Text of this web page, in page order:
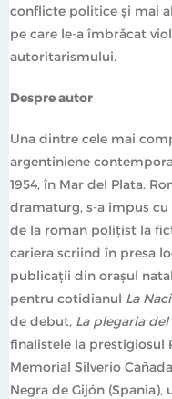
conflicte politice și mai
pe care le-a îmbrăcat
autoritarismului.
Despre autor
Una dintre cele mai
argentiniene
1954, în Mar del Plata.
dramaturg, s-a impus cu
de la roman polițist la
cariera scriind în presa
publicații din orașul
pentru cotidianul La
de debut, La plegaria
finalistele la prestigiosul
Memorial Silverio
Negra de Gijón